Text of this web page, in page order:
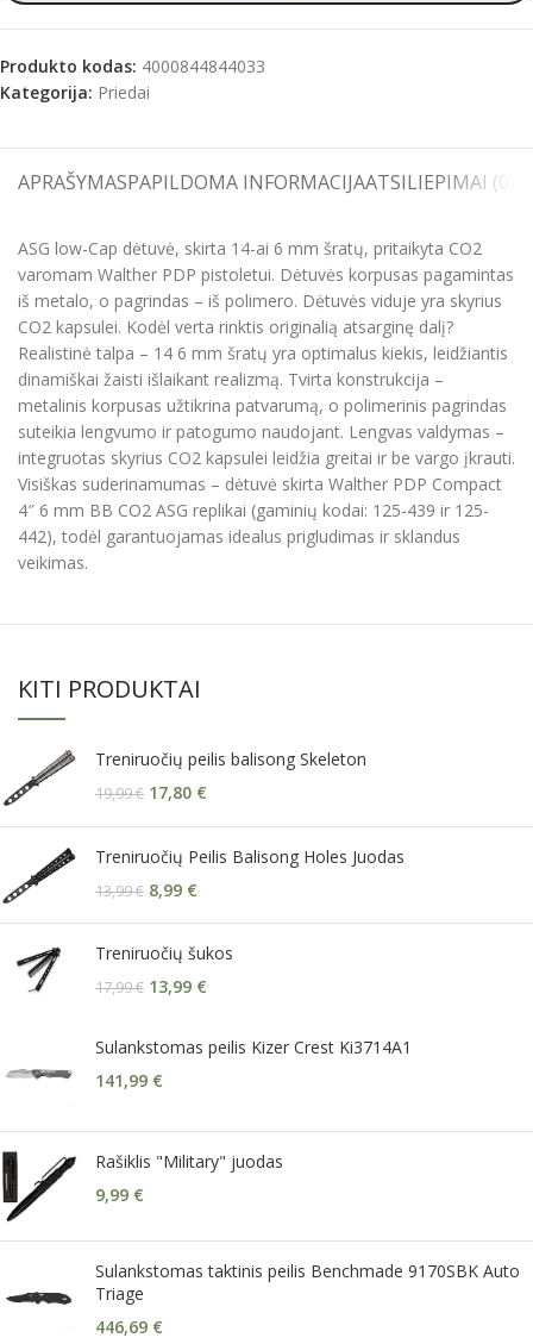
Produkto kodas: 4000844844033
Kategorija: Priedai
APRAŠYMASPAPILDOMA INFORMACIJAATSILIEPIMAI (0)
ASG low-Cap dėtuvė, skirta 14-ai 6 mm šratų, pritaikyta CO2
varomam Walther PDP pistoletui. Dėtuvės korpusas pagamintas
iš metalo, o pagrindas – iš polimero. Dėtuvės viduje yra skyrius
CO2 kapsulei. Kodėl verta rinktis originalią atsarginę dalį?
Realistinė talpa – 14 6 mm šratų yra optimalus kiekis, leidžiantis
dinamiškai žaisti išlaikant realizmą. Tvirta konstrukcija –
metalinis korpusas užtikrina patvarumą, o polimerinis pagrindas
suteikia lengvumo ir patogumo naudojant. Lengvas valdymas –
integruotas skyrius CO2 kapsulei leidžia greitai ir be vargo įkrauti.
Visiškas suderinamumas – dėtuvė skirta Walther PDP Compact
4″ 6 mm BB CO2 ASG replikai (gaminių kodai: 125-439 ir 125-
442), todėl garantuojamas idealus prigludimas ir sklandus
veikimas.
KITI PRODUKTAI
Treniruočių peilis balisong Skeleton
19,99€ 17,80 €
Treniruočių Peilis Balisong Holes Juodas
13,99€ 8,99 €
Treniruočių šukos
17,99€ 13,99 €
Sulankstomas peilis Kizer Crest Ki3714A1
141,99 €
Rašiklis "Military" juodas
9,99 €
Sulankstomas taktinis peilis Benchmade 9170SBK Auto
Triage
446,69 €